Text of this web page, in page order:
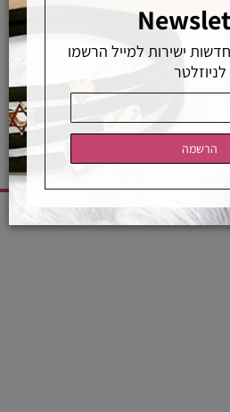
מהירים
ישירות למייל הרשמו
לניוזלטר